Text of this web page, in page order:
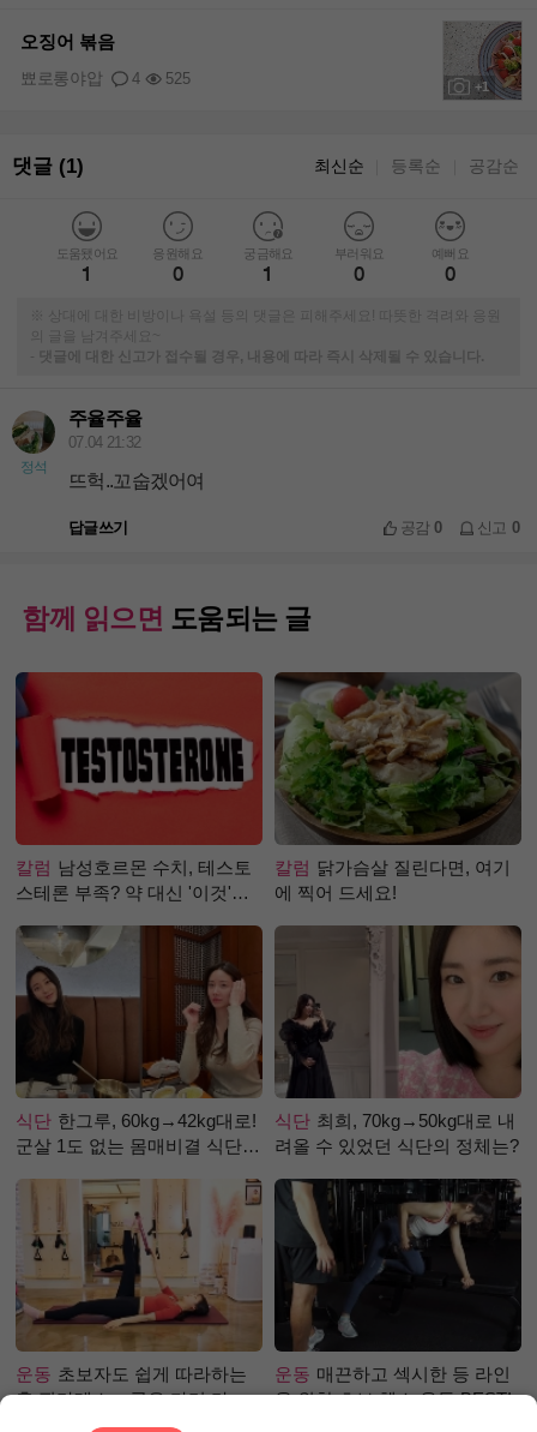
+1
오징어 볶음
4 525
뾰로롱야압
댓글 (1) 최신순 등록순 공감순
도움됐어요
1
응원해요
0
궁금해요
1
부러워요
0
예뻐요
0
※ 상대에 대한 비방이나 욕설 등의 댓글은 피해주세요! 따뜻한 격려와 응원
-
댓글에 대한 신고가 접수될 경우, 내용에 따라 즉시 삭제될 수 있습니다.
정석
주율주율
07.04 21:32
뜨헉..꼬숩겠어여
답글쓰기 공감0 신고 0
함께 읽으면 도움되는 글
칼럼 남성호르몬 수치, 테스토
스테론 부족? 약 대신 '이것'으
칼럼 닭가슴살 질린다면, 여기
에 찍어 드세요!
식단 한그루, 60kg→42kg대로!
군살 1도 없는 몸매비결 식단
식단 최희, 70kg→50kg대로 내
려올 수 있었던 식단의 정체는?
운동 초보자도 쉽게 따라하는
홈 필라테스 – 곧은 다리 라인
운동 매끈하고 섹시한 등 라인
을 위한 초보 헬스 운동 BEST!